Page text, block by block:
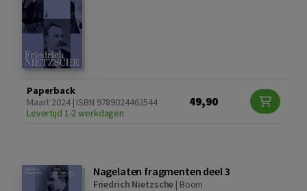
Paperback
Maart 2024 | ISBN 9789024462544
Levertijd 1-2 werkdagen
49,90
Nagelaten fragmenten deel 3
Friedrich Nietzsche | Boom